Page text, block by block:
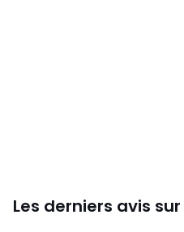
Les derniers avis